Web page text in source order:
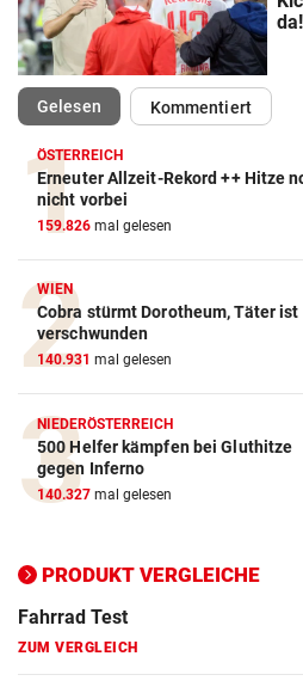
da!
Gelesen(ausgewählt)Kommentiert
ÖSTERREICH
Erneuter Allzeit-Rekord ++ Hitze
nicht vorbei
159.826 mal gelesen
WIEN
Cobra stürmt Dorotheum, Täter ist
verschwunden
140.931 mal gelesen
NIEDERÖSTERREICH
500 Helfer kämpfen bei Gluthitze
gegen Inferno
140.327 mal gelesen
PRODUKT VERGLEICHE
Action-Cam Vergleich
ZUM VERGLEICH
Crosstrainer Vergleich
ZUM VERGLEICH
E-Bike Vergleich
ZUM VERGLEICH
Elektro-Scooter Vergleich
ZUM VERGLEICH
ZUM VERGLEICH
Fahrrad Test
ZUM VERGLEICH